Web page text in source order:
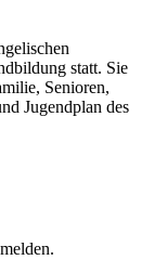
statt. Sie
Senioren,
Jugendplan des